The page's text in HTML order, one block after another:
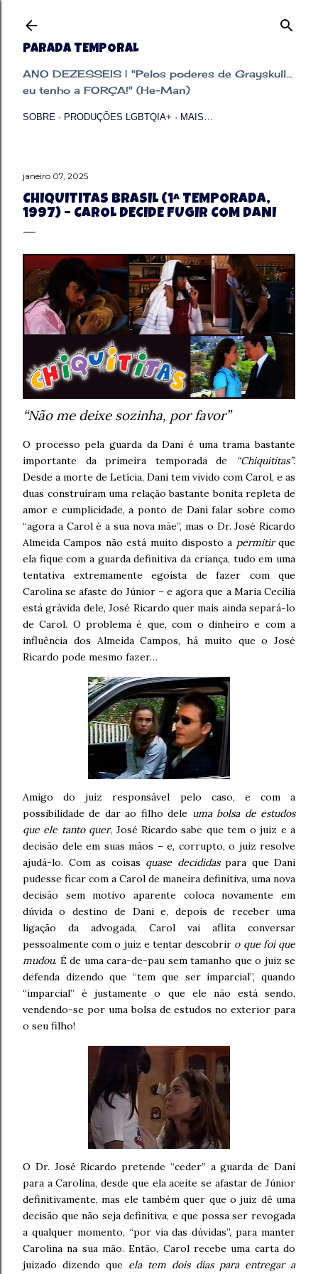
PARADA TEMPORAL
ANO DEZESSEIS | "Pelos poderes de Grayskull...
eu tenho a FORÇA!" (He-Man)
SOBRE PRODUÇÕES LGBTQIA+ MAIS…
janeiro 07, 2025
CHIQUITITAS BRASIL (1ª TEMPORADA,
1997) – CAROL DECIDE FUGIR COM DANI
“Não me deixe sozinha, por favor”
O processo pela guarda da Dani é uma trama bastante
importante da primeira temporada de
“Chiquititas”.
Desde a morte de Letícia, Dani tem vivido com Carol, e as
duas construíram uma relação bastante bonita repleta de
amor e cumplicidade, a ponto de Dani falar sobre como
“agora a Carol é a sua nova mãe”, mas o Dr. José Ricardo
Almeida Campos não está muito disposto a permitirque
ela fique com a guarda definitiva da criança, tudo em uma
tentativa extremamente egoísta de fazer com que
Carolina se afaste do Júnior – e agora que a Maria Cecília
está grávida dele, José Ricardo quer mais ainda separá-lo
de Carol. O problema é que, com o dinheiro e com a
influência dos Almeida Campos, há muito que o José
Ricardo pode mesmo fazer…
Amigo do juiz responsável pelo caso, e com a
possibilidade de dar ao filho dele uma bolsa de estudos
que ele tanto quer, José Ricardo sabe que tem o juiz e a
decisão dele em suas mãos – e, corrupto, o juiz resolve
ajudá-lo. Com as coisas quase decididaspara que Dani
pudesse ficar com a Carol de maneira definitiva, uma nova
decisão sem motivo aparente coloca novamente em
dúvida o destino de Dani e, depois de receber uma
ligação da advogada, Carol vai aflita conversar
pessoalmente com o juiz e tentar descobrir o que foi que
mudou. É de uma cara-de-pau sem tamanho que o juiz se
defenda dizendo que “tem que ser imparcial”, quando
“imparcial” é justamente o que ele não está sendo,
vendendo-se por uma bolsa de estudos no exterior para
o seu filho!
O Dr. José Ricardo pretende “ceder” a guarda de Dani
para a Carolina, desde que ela aceite se afastar de Júnior
definitivamente, mas ele também quer que o juiz dê uma
decisão que não seja definitiva, e que possa ser revogada
a qualquer momento, “por via das dúvidas”, para manter
Carolina na sua mão. Então, Carol recebe uma carta do
juizado dizendo que ela tem dois dias para entregar a